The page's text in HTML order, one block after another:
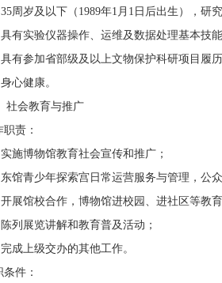
岁及以下（1989年1月1日后出生），研
实验仪器操作、运维及数据处理基本技能
参加省部级及以上文物保护科研项目履历
健康。
会教育与推广
责：
博物馆教育社会宣传和推广；
青少年探索宫日常运营服务与管理，公众
馆校合作，博物馆进校园、进社区等教育
展览讲解和教育普及活动；
上级交办的其他工作。
件：